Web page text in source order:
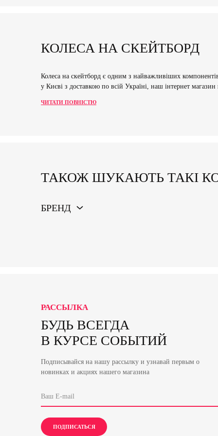
КОЛЕСА НА СКЕЙТБОРД
Колеса на скейтборд є одним з найважливіших
у Києві з доставкою по всій Україні, наш інтернет
ЧИТАТИ ПОВНІСТЮ
ТАКОЖ ШУКАЮТЬ ТАКІ
БРЕНД
РАССЫЛКА
БУДЬ ВСЕГДА
В КУРСЕ СОБЫТИЙ
Подписывайся на нашу рассылку и узнавай первым о
новинках и акциях нашего магазина